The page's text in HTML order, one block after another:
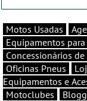
Motos Usadas
Equipamentos
Concessionários
Oficinas Pneus
Equipamentos e
Motoclubes